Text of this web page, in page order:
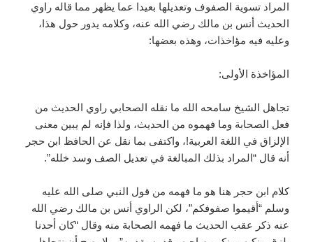
المراد تسوية الصفوف وتعديلها بعيدا عما يظهر مما قاله راوي
الحديث أنس بن مالك رضي الله عنه، وكلامه يدور حول هذا،
وعليه فيه مؤاخذات، وهذه بعضها:
المؤاخذة الأولى:
تجاهل الشيخ سامحه الله ما نقله الصحابي راوي الحديث من
فعل الصحابة وما فهموه من الحديث، ولذا فإنه لم يبين معنى
الإلزاق في اللغة العربية!، واكتفى بما نقل عن الحافظ ابن حجر
أنه قال “المراد بذلك المبالغة في تعديل الصف وسد خلله”.
كلام ابن حجر هنا هو ما فهمه من قول النبي صلى الله عليه
وسلم “أقيموا صفوفكم”، لكن الراوي أنس بن مالك رضي الله
عنه ذكر عقب الحديث ما فهمه الصحابة منه وقال “كان أحدنا